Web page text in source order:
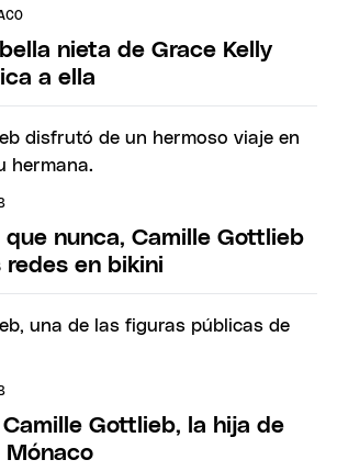
nieta de Grace Kelly
a ella
que nunca, Camille Gottlieb
en bikini
Gottlieb, la hija de
Mónaco